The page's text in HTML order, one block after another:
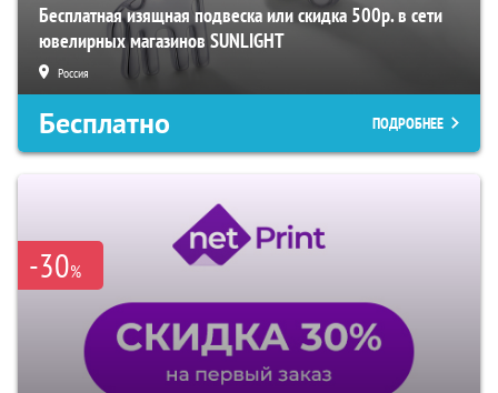
Бесплатная изящная подвеска или скидка 500р. в сети
ювелирных магазинов SUNLIGHT
Россия
Бесплатно ПОДРОБНЕЕ
-30%